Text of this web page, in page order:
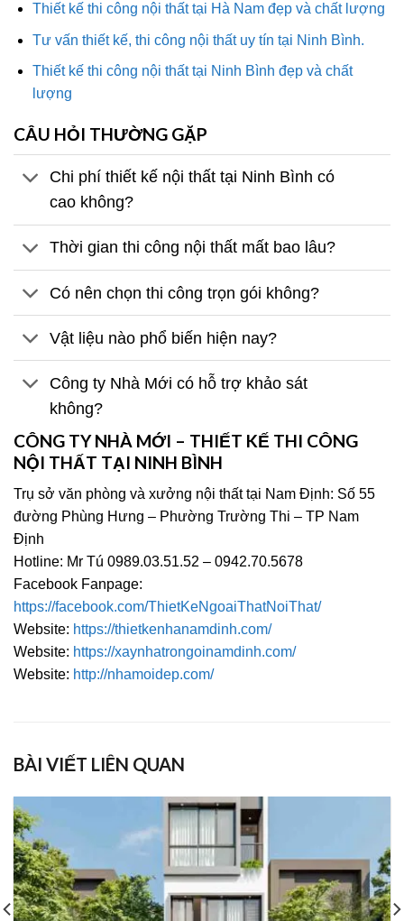
Thiết kế thi công nội thất tại Hà Nam đẹp và chất lượng
Tư vấn thiết kế, thi công nội thất uy tín tại Ninh Bình.
Thiết kế thi công nội thất tại Ninh Bình đẹp và chất
lượng
CÂU HỎI THƯỜNG GẶP
Chi phí thiết kế nội thất tại Ninh Bình có
cao không?
Thời gian thi công nội thất mất bao lâu?
Có nên chọn thi công trọn gói không?
Vật liệu nào phổ biến hiện nay?
Công ty Nhà Mới có hỗ trợ khảo sát
không?
CÔNG TY NHÀ MỚI – THIẾT KẾ THI CÔNG
NỘI THẤT TẠI NINH BÌNH
Trụ sở văn phòng và xưởng nội thất tại Nam Định: Số 55
đường Phùng Hưng – Phường Trường Thi – TP Nam
Định
Hotline: Mr Tú 0989.03.51.52 – 0942.70.5678
Facebook Fanpage:
https://facebook.com/ThietKeNgoaiThatNoiThat/
Website: https://thietkenhanamdinh.com/
Website: https://xaynhatrongoinamdinh.com/
Website: http://nhamoidep.com/
BÀI VIẾT LIÊN QUAN